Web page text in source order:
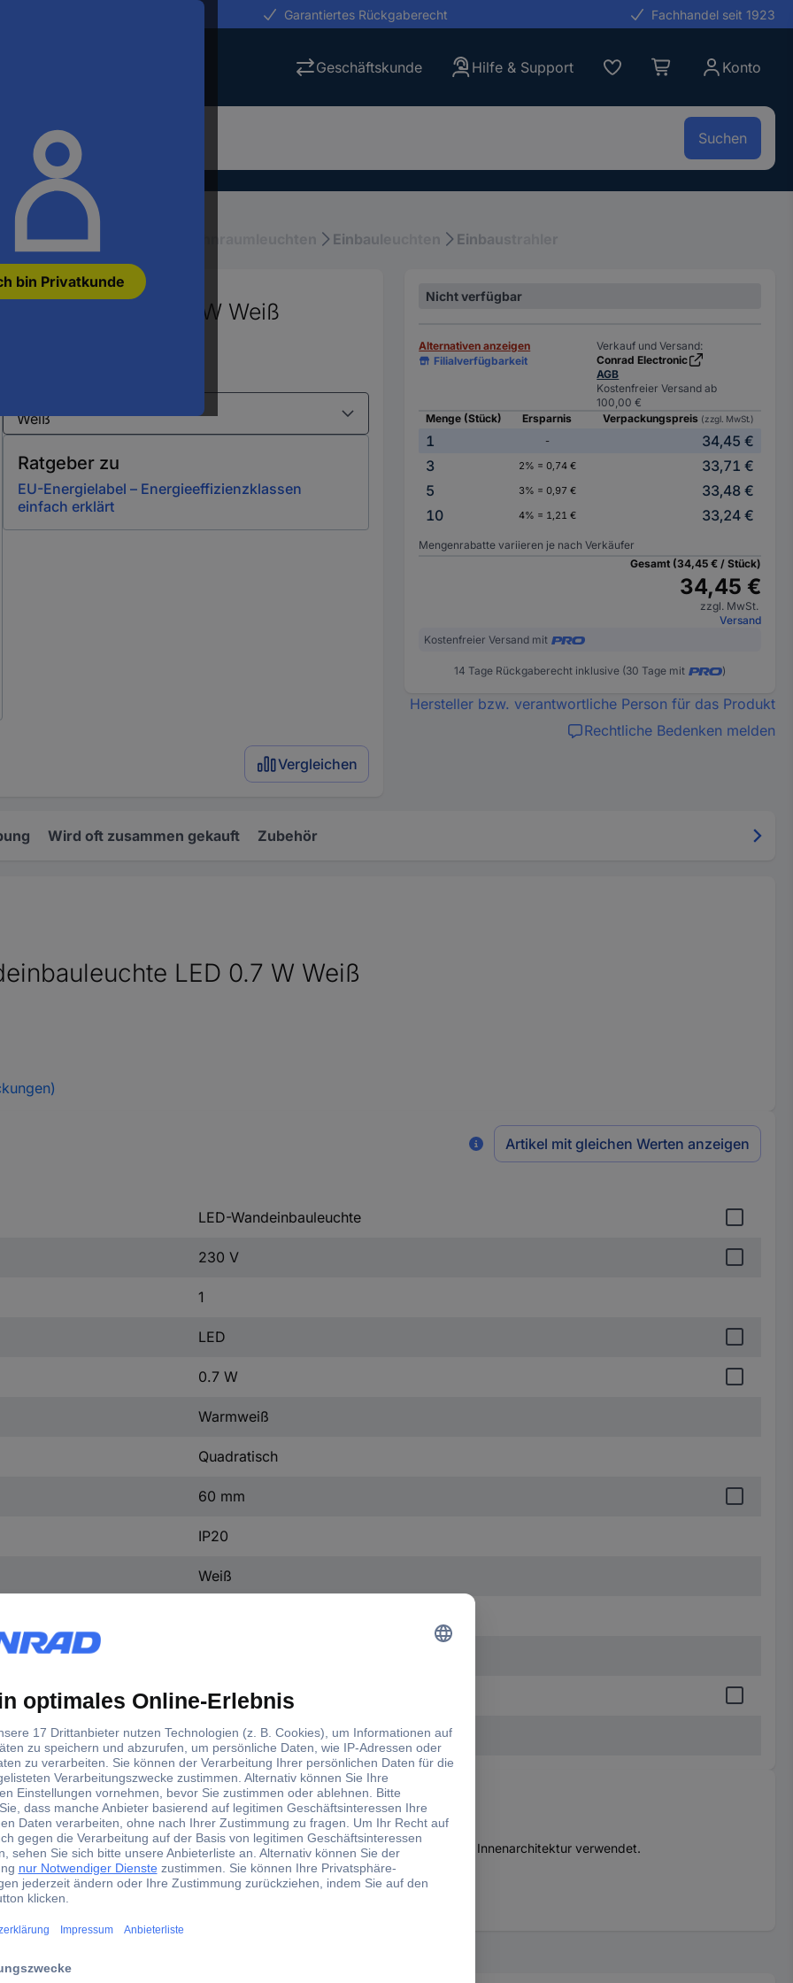
bin Privatkunde
Garantiertes Rückgaberecht Fachhandel seit 1923
Geschäftskunde Hilfe & Support Konto
Suchen
Innenbeleuchtung, Wohnraumleuchten Einbauleuchten Einbaustrahler
LED 0.7 W Weiß
Ratgeber zu
EU-Energielabel – Energieeffizienzklassen
einfach erklärt
Vergleichen
Nicht verfügbar
Alternativen anzeigen
Filialverfügbarkeit
Verkauf und Versand:
Conrad Electronic
AGB
Kostenfreier Versand ab
100,00 €
Menge (Stück)
Ersparnis Verpackungspreis (zzgl. MwSt.)
1 -
34,45 €
3
2% = 0,74 €
33,71 €
5
3% = 0,97 €
33,48 €
10
4% = 1,21 € 33,24 €
Mengenrabatte variieren je nach Verkäufer
Gesamt (34,45 € / Stück)
34,45 €
zzgl. MwSt.
Versand
Kostenfreier Versand mit
14 Tage Rückgaberecht inklusive (30 Tage mit )
Hersteller bzw. verantwortliche Person für das Produkt
Rechtliche Bedenken melden
Wird oft zusammen gekauft Zubehör
LED 0.7 W Weiß
Artikel mit gleichen Werten anzeigen
LED-Wandeinbauleuchte
230 V
1
LED
0.7 W
Warmweiß
Quadratisch
60 mm
IP20
Weiß
n.rel
Ja
für die Beleuchtung von Korridoren, Treppen und Beleuchtungsanlagen in der Innenarchitektur verwendet.